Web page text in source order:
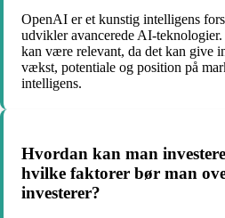
OpenAI er et kunstig intelligens
udvikler avancerede AI-
kan være relevant, da det kan give
vækst, potentiale og position på
intelligens.
Hvordan kan man
hvilke faktorer bør man
investerer?